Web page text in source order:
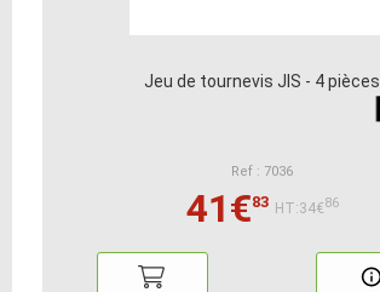
Jeu de tournevis JIS - 4 pièces
Ref : 7036
41€83 HT:34€86